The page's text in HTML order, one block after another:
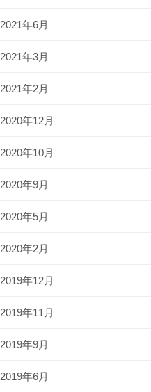
2021年6月
2021年3月
2021年2月
2020年12月
2020年10月
2020年9月
2020年5月
2020年2月
2019年12月
2019年11月
2019年9月
2019年6月